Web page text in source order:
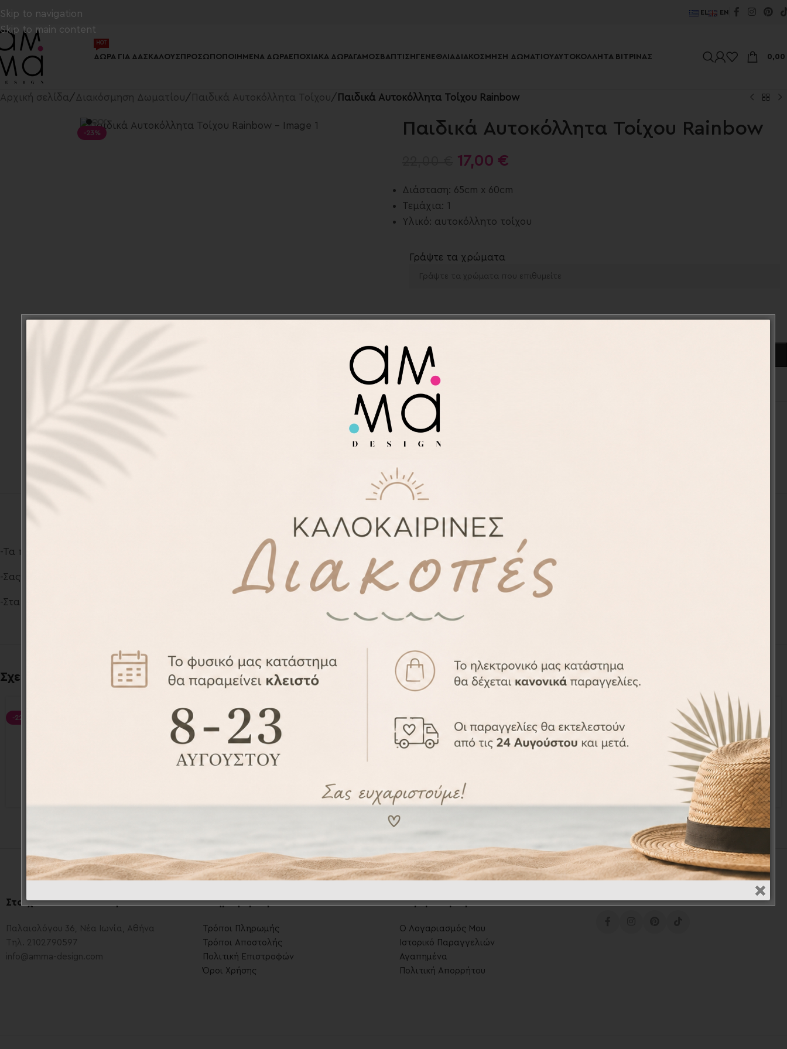
Skip to navigation
Skip to main content
EL EN
ΔΏΡΑ ΓΙΑ ΔΑΣΚΆΛΟΥΣ
HOT
ΠΡΟΣΩΠΟΠΟΙΗΜΈΝΑ ΔΏΡΑ ΕΠΟΧΙΑΚΆ ΔΏΡΑ ΓΆΜΟΣ ΒΆΠΤΙΣΗ ΓΕΝΈΘΛΙΑΔΙΑΚΌΣΜΗΣΗ ΔΩΜΑΤΊΟΥΑΥΤΟΚΌΛΛΗΤΑ ΒΙΤΡΊΝΑΣ 0,00
Αρχική σελίδα / Διακόσμηση Δωματίου/ Παιδικά Αυτοκόλλητα Τοίχου/ Παιδικά Αυτοκόλλητα Τοίχου Rainbow
-23% Παιδικά Αυτοκόλλητα Τοίχου Rainbow
17,00 €
Διάσταση: 65cm x 60cm
Τεμάχια: 1
Υλικό: αυτοκόλλητο τοίχου
Γράψτε τα χρώματα
Προσθήκη στα αγαπημένα
Κωδικός προϊόντος:
ΠΕΡΙΓΡΑΦΉ
-Τα παιδικά αυτοκόλλητα τοίχου σχεδιάζονται και κατασκευάζονται αποκλειστικά από το ΑΜΜΑ design
-Σας παρέχουμε την δυνατότητα να κατασκευαστούν σε διαφορετική διάσταση με το ανάλογο κόστος.
-Στα Προσωποποιημένα σχέδια και στις ειδικές παραγγελίες (με διαφορετική διάσταση) δεν γίνονται δεκτές οι επιστροφές.
Σχετικά προϊόντα
-22%
Παιδικά Αυτοκόλλητα Τοίχου
Παιδικά Αυτοκόλλητα Τοίχου
Σταυροί
€
-23%
Παιδικά Αυτοκόλλητα Τοίχου
22,00
Παιδικά Αυτοκόλλητα Τοίχου
Little Prince
WS1313-09
22,00€ 17,00€
Στοιχεία Επικοινωνίας.
Παλαιολόγου 36, Νέα Ιωνία, Αθήνα
Τηλ. 2102790597
info@amma-design.com
Πληροφορίες.
Τρόποι Πληρωμής
Τρόποι Αποστολής
Πολιτική Επιστροφών
Όροι Χρήσης
Λογαριασμός.
Ο Λογαριασμός Μου
Ιστορικό Παραγγελιών
Αγαπημένα
Πολιτική Απορρήτου
Social Media.